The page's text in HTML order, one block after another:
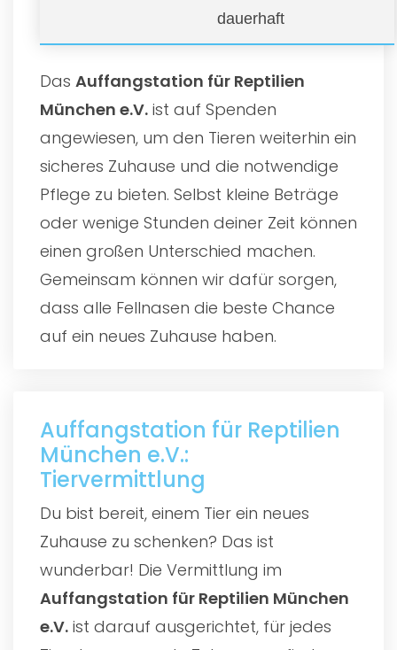
dauerhaft
Das Auffangstation für Reptilien
München e.V. ist auf Spenden
angewiesen, um den Tieren weiterhin ein
sicheres Zuhause und die notwendige
Pflege zu bieten. Selbst kleine Beträge
oder wenige Stunden deiner Zeit können
einen großen Unterschied machen.
Gemeinsam können wir dafür sorgen,
dass alle Fellnasen die beste Chance
auf ein neues Zuhause haben.
Auffangstation für Reptilien
München e.V.:
Tiervermittlung
Du bist bereit, einem Tier ein neues
Zuhause zu schenken? Das ist
wunderbar! Die Vermittlung im
Auffangstation für Reptilien München
e.V. ist darauf ausgerichtet, für jedes